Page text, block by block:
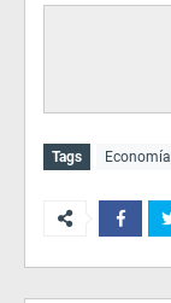
Tags Economía